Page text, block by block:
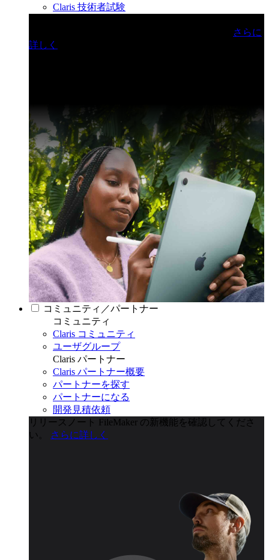
Claris 技術者試験
さらに
詳しく
コミュニティ／パートナー
コミュニティ
Claris コミュニティ
ユーザグループ
Claris パートナー
Claris パートナー概要
パートナーを探す
パートナーになる
開発見積依頼
リリースノート
FileMaker の新機能を確認してくださ
い。
さらに詳しく